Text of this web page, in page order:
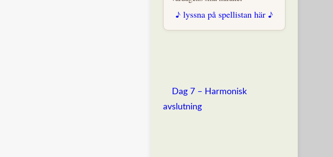
♪ lyssna på spellistan här ♪
Dag 7 – Harmonisk
avslutning